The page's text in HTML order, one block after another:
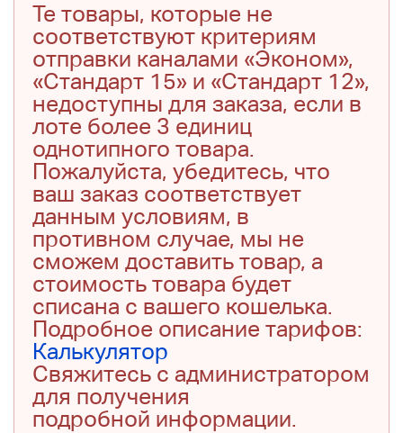
Те товары, которые не
соответствуют критериям
отправки каналами «Эконом»,
«Стандарт 15» и «Стандарт 12»,
недоступны для заказа, если в
лоте более 3 единиц
однотипного товара.
Пожалуйста, убедитесь, что
ваш заказ соответствует
данным условиям, в
противном случае, мы не
сможем доставить товар, а
стоимость товара будет
списана с вашего кошелька.
Подробное описание тарифов:
Калькулятор
Свяжитесь с администратором
для получения
подробной информации.